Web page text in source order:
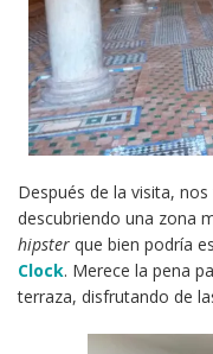
Después de la visita,
descubriendo una zona
hipster que bien podría
Clock. Merece la pena
terraza, disfrutando de